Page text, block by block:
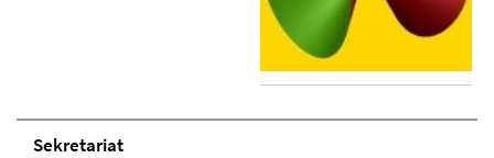
Se­kre­ta­ri­at